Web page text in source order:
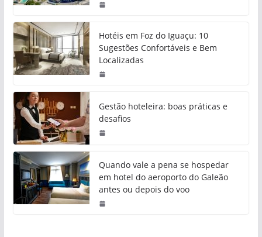
Hotéis em Foz do Iguaçu: 10
Sugestões Confortáveis e Bem
Localizadas
Gestão hoteleira: boas práticas e
desafios
Quando vale a pena se hospedar
em hotel do aeroporto do Galeão
antes ou depois do voo